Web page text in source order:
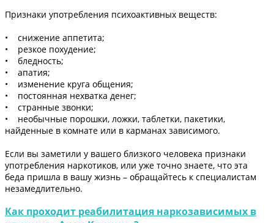
Признаки употребления психоактивных веществ:
• снижение аппетита;
• резкое похудение;
• бледность;
• апатия;
• изменение круга общения;
• постоянная нехватка денег;
• странные звонки;
• необычные порошки, ложки, таблетки, пакетики,
найденные в комнате или в карманах зависимого.
Если вы заметили у вашего близкого человека признаки
употребления наркотиков, или уже точно знаете, что эта
беда пришла в вашу жизнь – обращайтесь к специалистам
незамедлительно.
Как проходит реабилитация наркозависимых в